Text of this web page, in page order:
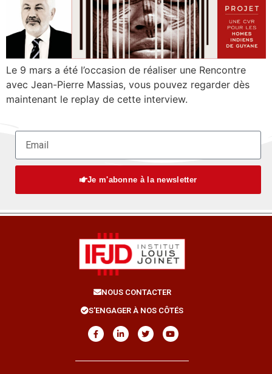
Le 9 mars a été l’occasion de réaliser une Rencontre
avec Jean-Pierre Massias, vous pouvez regarder dès
maintenant le replay de cette interview.
Je m'abonne à la newsletter
NOUS CONTACTER
S'ENGAGER À NOS CÔTÉS